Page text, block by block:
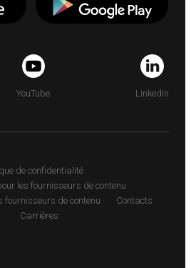
YouTube LinkedIn
de confidentialité
les fournisseurs de contenu
fournisseurs de contenu
Contacts
Carrières